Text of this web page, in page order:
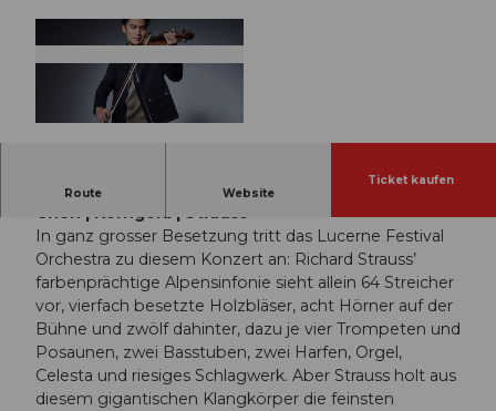
Route Website
Ticket kaufen
Lucerne Festival Orchestra | Jakub Hrůša | Ray
Chen | Korngold | Strauss
In ganz grosser Besetzung tritt das Lucerne Festival
Orchestra zu diesem Konzert an: Richard Strauss’
farbenprächtige Alpensinfonie sieht allein 64 Streicher
vor, vierfach besetzte Holzbläser, acht Hörner auf der
Bühne und zwölf dahinter, dazu je vier Trompeten und
Posaunen, zwei Basstuben, zwei Harfen, Orgel,
Celesta und riesiges Schlagwerk. Aber Strauss holt aus
diesem gigantischen Klangkörper die feinsten